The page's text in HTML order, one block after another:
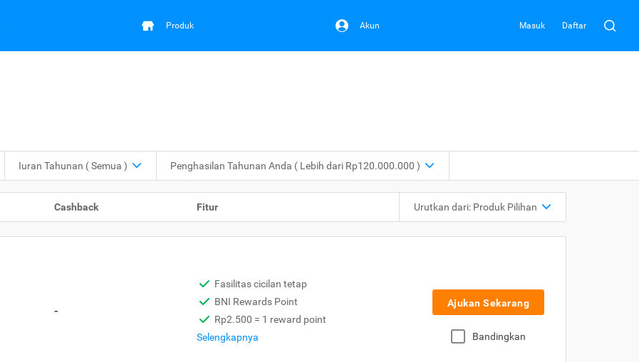
Produk Akun Masuk Daftar
Iuran Tahunan ( Semua ) Penghasilan Tahunan Anda ( Lebih dari Rp120.000.000 )
Cashback Fitur Urutkan dari: Produk Pilihan
-
Fasilitas cicilan tetap
BNI Rewards Point
Rp2.500 = 1 reward point
Selengkapnya
Ajukan Sekarang
Bandingkan